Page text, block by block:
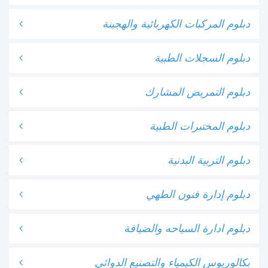
دبلوم المركبات الكهربائية والهجينة
دبلوم السجلات الطبية
دبلوم التمريض المشارك
دبلوم المختبرات الطبية
دبلوم التربية البدنية
دبلوم إدارة فنون الطهي
دبلوم ادارة السياحه والضيافة
بكالوريوس الكيمياء والتصنيع الدوائي